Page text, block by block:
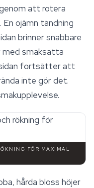
att rotera
En ojämn tändning
brinner snabbare
med smaksatta
fortsätter att
inte gör det.
FÖR MAXIMAL
hårda bloss höjer